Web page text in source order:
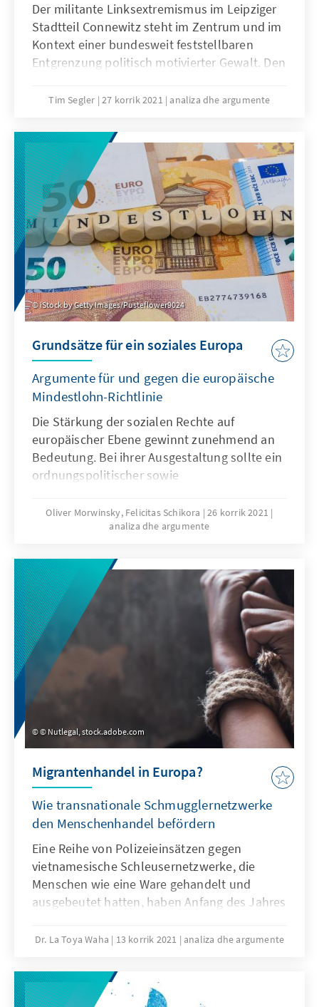
Der militante Linksextremismus im Leipziger
Stadtteil Connewitz steht im Zentrum und im
Kontext einer bundesweit feststellbaren
Entgrenzung politisch motivierter Gewalt. Den
wachsende Anzahl gewaltbereiter
professionelles und konspiratives Vorgehen
Sorgen. Nimmt das Eskalationspotential der
gewaltbereit-urbanen Szene in den
Großstädten weiter zu? Kann bereits von
einem neuen Linksterrorismus gesprochen
werden?
Tim Segler 27 korrik 2021 analiza dhe argumente
iStock by Getty Images/Pusteflower9024
Grundsätze für ein soziales Europa
Argumente für und gegen die europäische
Mindestlohn-Richtlinie
Die Stärkung der sozialen Rechte auf
europäischer Ebene gewinnt zunehmend an
Bedeutung. Bei ihrer Ausgestaltung sollte ein
ordnungspolitischer sowie
kommen. Die geplante Rahmen-Richtlinie zu
einem europäischen Mindestlohn wirft aber
Mindestlohn zur Stärkung der sozialen Säule
zielführend und mit der Sozialen
Marktwirtschaft als Wirtschafts- und
Gesellschaftsordnung Europas vereinbar?
Oliver Morwinsky, Felicitas Schikora
26 korrik 2021
analiza dhe argumente
© Nutlegal, stock.adobe.com
Migrantenhandel in Europa?
Wie transnationale Schmugglernetzwerke
den Menschenhandel befördern
Eine Reihe von Polizeieinsätzen gegen
vietnamesische Schleusernetzwerke, die
Menschen wie eine Ware gehandelt und
ausgebeutet hatten, haben Anfang des Jahres
Handel mit Migranten in Europa keine
Migration verknüpft zu sein. Was verbindet
diese beiden Phänomene und welche Rolle
Dr. La Toya Waha 13 korrik 2021 analiza dhe argumente